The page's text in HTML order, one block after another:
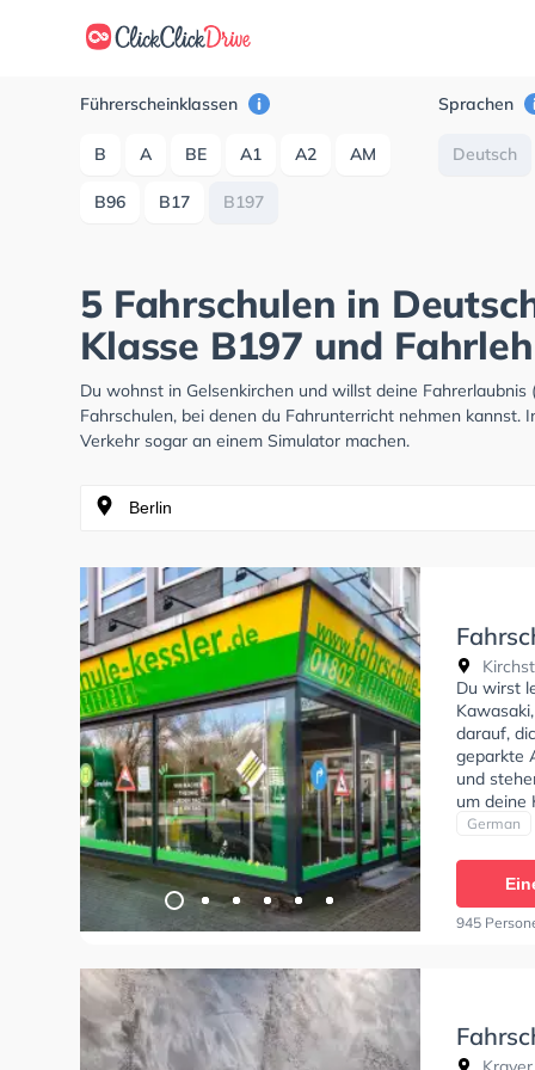
Führerscheinklassen
B A BE A1 A2 AM
B96 B17 B197
Sprachen
Deutsch
5 Fahrschulen in
Klasse B197 und
Du wohnst in Gelsenkirchen und willst deine
Fahrschulen, bei denen du Fahrunterricht nehmen
Verkehr sogar an einem Simulator machen.
Du wirst
darauf,
geparkte
und
um deine
Klasse
Die
theorie
German
945